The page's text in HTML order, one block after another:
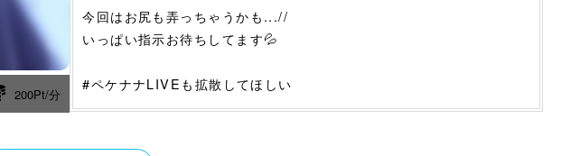
200Pt/分
今回はお尻も弄っちゃうかも...//
いっぱい指示お待ちしてます💦
#ペケナナLIVEも拡散してほしい